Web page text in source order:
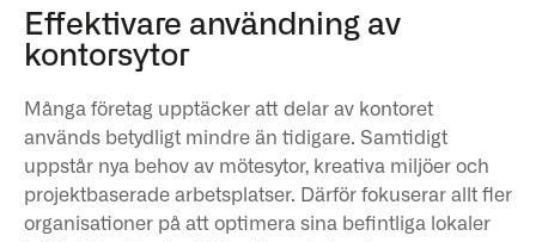
Effektivare användning av
kontorsytor
Många företag upptäcker att delar av kontoret
används betydligt mindre än tidigare. Samtidigt
uppstår nya behov av mötesytor, kreativa miljöer och
projektbaserade arbetsplatser. Därför fokuserar allt fler
organisationer på att optimera sina befintliga lokaler